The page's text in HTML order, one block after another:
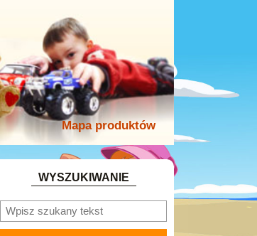
Mapa produktów
WYSZUKIWANIE